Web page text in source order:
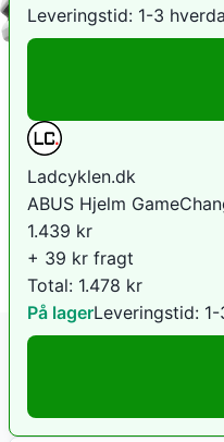
Leveringstid: 1-3
Ladcyklen.dk
ABUS Hjelm
1.439 kr
+ 39 kr fragt
Total: 1.478 kr
På lagerLeveringstid: